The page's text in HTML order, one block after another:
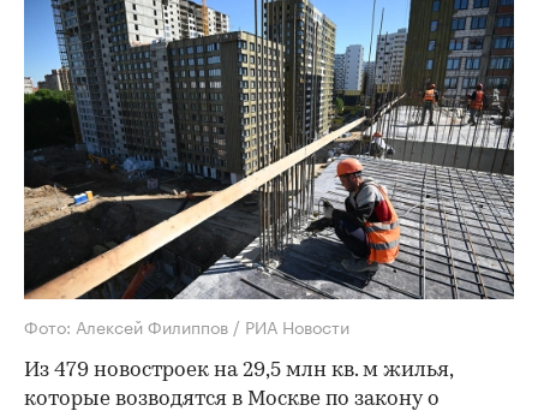
Фото: Алексей Филиппов / РИА Новости
Из 479 новостроек на 29,5 млн кв. м жилья,
которые возводятся в Москве по закону о